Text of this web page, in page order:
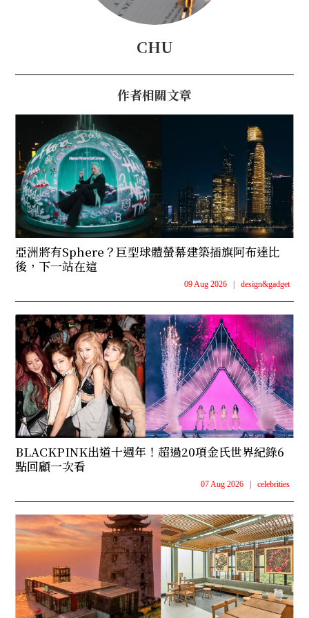
CHU
作者相關文章
亞洲將有Sphere？巨型球體螢幕建築插旗阿布達比
後，下一站在這
09 Aug 2026 | design&gadget
BLACKPINK出道十週年！超過20項金氏世界紀錄6
點回顧一次看
07 Aug 2026 | celebrities